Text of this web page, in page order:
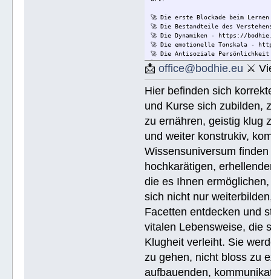
🚀 Die erste Blockade beim
🚀 Die Bestandteile des
🚀 Die Dynamiken - https://
🚀 Die emotionelle Tonskala -
🚀 Die Antisoziale
🚀 Die Lösung für Konflikte -
🚀 Lösungen für eine
🚀 Ethik unjd die Zustände -
🚀 Integrität und Ehrlichkeit -
Wie Sie jemandem helfen
🚀 Werkzeuge für den
🚀 Die Ehe - https://bodhie.eu/
🚀 Kinder - https://bodhie.eu/
🚀 Grundlagen des Organisieren
🚀 Public Relations - https://
🚀 Planziele und Ziele- https://
🚀 Kommunikation - https://
Name (BlockBuchStaben)/eMail
📩office@bodhie.eu ⚔
Hier befinden sich
und Kurse sich zubilden,
zu ernähren, geistig klug
und weiter konstrukiv,
Wissensuniversum
hochkarätigen,
die es Ihnen
sich nicht nur
Facetten entdecken und
vitalen Lebensweise, die
Klugheit verleiht. Sie
zu gehen, nicht bloss zu
aufbauenden,